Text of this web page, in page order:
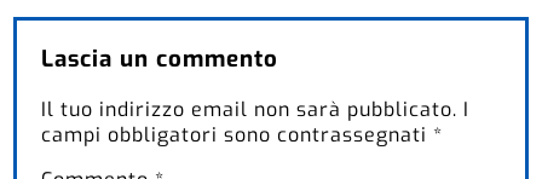
Lascia un commento
Il tuo indirizzo email non sarà pubblicato. I
campi obbligatori sono contrassegnati *